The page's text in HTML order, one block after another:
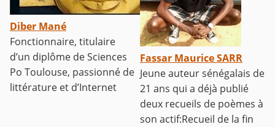
Diber Mané
Fonctionnaire, titulaire
d’un diplôme de Sciences
Po Toulouse, passionné de
littérature et d’Internet
Fassar Maurice SARR
Jeune auteur sénégalais de
21 ans qui a déjà publié
deux recueils de poèmes à
son actif:Recueil de la fin